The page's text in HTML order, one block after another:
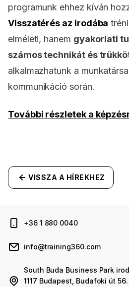
programunk ehhez kíván
Visszatérés az irodába
elméleti, hanem gyakorlati
számos technikát és
alkalmazhatunk a
kommunikáció során.
További részletek a
VISSZA A HÍREKHEZ
+36 1 880 0040
info@training360.com
South Buda Business Park
1117 Budapest, Budafoki út 56.